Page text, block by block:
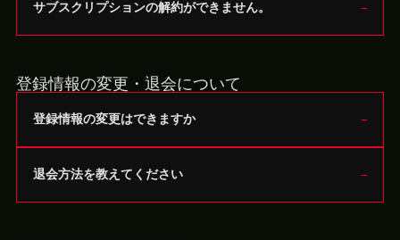
サブスクリプションの解約ができません。
登録情報の変更・退会について
登録情報の変更はできますか
退会方法を教えてください